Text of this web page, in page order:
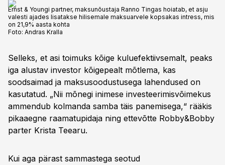
Ernst & Youngi partner, maksunõustaja Ranno Tingas hoiatab, et asju
valesti ajades lisatakse hilisemale maksuarvele kopsakas intress, mis
on 21,9% aasta kohta
Foto: Andras Kralla
Selleks, et asi toimuks kõige kuluefektiivsemalt, peaks
iga alustav investor kõigepealt mõtlema, kas
soodsaimad ja maksusoodustusega lahendused on
kasutatud. „Nii mõnegi inimese investeerimisvõimekus
ammendub kolmanda samba täis panemisega,“ rääkis
pikaaegne raamatupidaja ning ettevõtte Robby&Bobby
parter Krista Teearu.
Kui aga pärast sammastega seotud